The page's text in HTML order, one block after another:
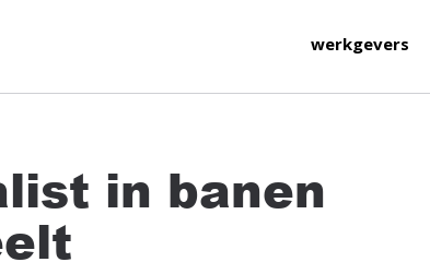
werkgevers
in banen